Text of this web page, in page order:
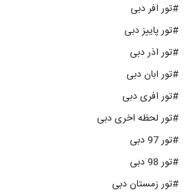
#تور افر دبی
#تور پاییز دبی
#تور اذر دبی
#تور ابان دبی
#تور افری دبی
#تور لحظه اخری دبی
#تور 97 دبی
#تور 98 دبی
#تور زمستان دبی